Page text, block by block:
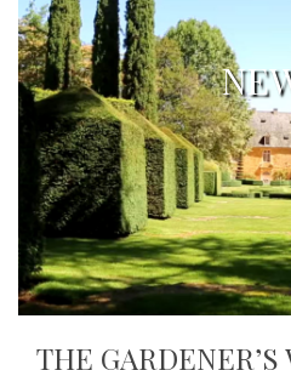
THE GARDENER’S